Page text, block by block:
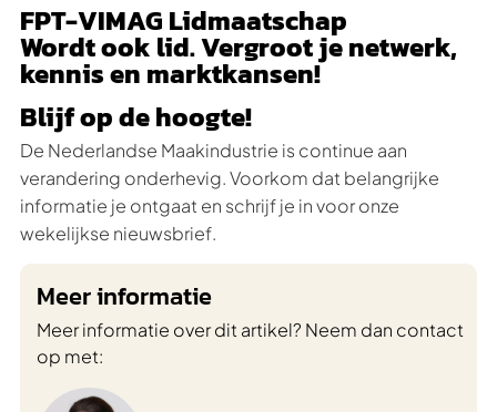
FPT-VIMAG Lidmaatschap
Wordt ook lid. Vergroot je netwerk,
kennis en marktkansen!
Blijf op de hoogte!
De Nederlandse Maakindustrie is continue aan
verandering onderhevig. Voorkom dat belangrijke
informatie je ontgaat en schrijf je in voor onze
wekelijkse nieuwsbrief.
Meer informatie
Meer informatie over dit artikel? Neem dan contact
op met: